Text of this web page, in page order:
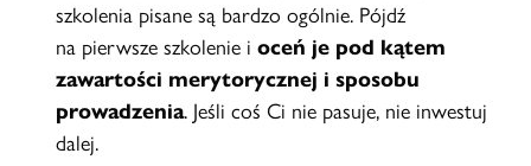
szkolenia pisane są bardzo ogólnie. Pójdź
na pierwsze szkolenie i oceń je pod kątem
zawartości merytorycznej i sposobu
prowadzenia. Jeśli coś Ci nie pasuje, nie inwestuj
dalej.